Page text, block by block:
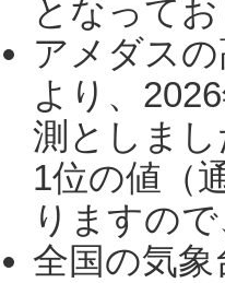
となって
アメダス
より、
測としま
1位の値（
りますの
全国の気